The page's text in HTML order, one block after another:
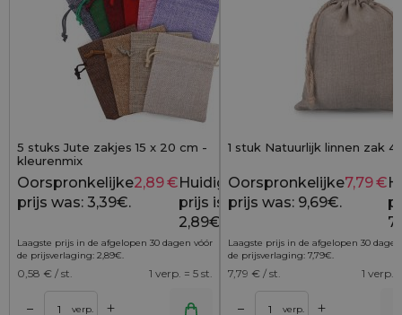
5 stuks Jute zakjes 15 x 20 cm -
kleurenmix
3,39 €
Oorspronkelijke
prijs was: 3,39€.
2,89€Huidige
prijs is:
2,89€.
Laagste prijs in de afgelopen 30 dagen vóór
de prijsverlaging: 2,89€.
0,58 € / st. 1 verp. = 5 st.
– verp. +
1 stuk Natuurlijk linnen zak
Oorspronkelijke
prijs was: 9,69€.
7,79€
Laagste prijs in de afgelopen 30
de prijsverlaging: 7,79€.
7,79 € / st. 1 verp.
– verp. +
Toevoegen aan winkelwagen Toevoegen aan